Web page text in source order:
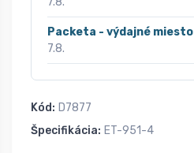
Packeta - výdajné miesto
7.8.
Kód: D7877
Špecifikácia: ET-951-4